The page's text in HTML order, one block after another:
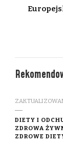
DIETY I
ZDROWA
ZDROWE